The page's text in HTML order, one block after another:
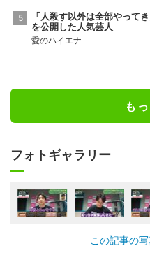
「人殺す以外は全部やって
を公開した人気芸人
愛のハイエナ
も
フォトギャラリー
この記事の